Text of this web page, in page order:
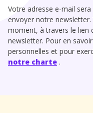
Votre adresse e-mail
envoyer notre
moment, à travers le lien
newsletter. Pour en
personnelles et pour
notre charte .